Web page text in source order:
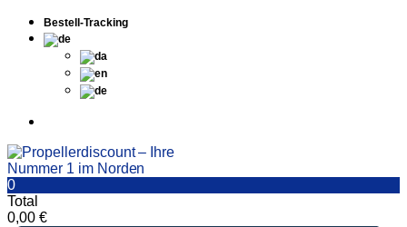
Bestell-Tracking
0
Total
0,00 €